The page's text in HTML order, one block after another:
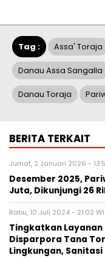
Tag : Assa' Toraja
Danau Assa Sangalla
Danau Toraja
BERITA TERKAIT
Jumat, 2 Januari 2026 -
Desember 2025,
Juta, Dikunjungi 26
Rabu, 10 Juli 2024 - 21:02
Tingkatkan
Disparpora Tana
Lingkungan,